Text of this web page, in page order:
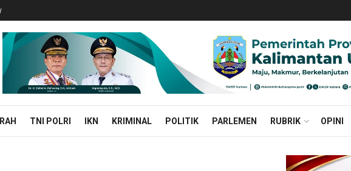
TNI POLRI IKN KRIMINAL POLITIK PARLEMEN RUBRIK OPINI